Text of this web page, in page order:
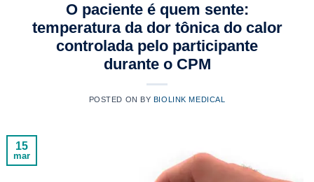
O paciente é quem sente:
temperatura da dor tônica do calor
controlada pelo participante
durante o CPM
POSTED ON BY BIOLINK MEDICAL
15
mar